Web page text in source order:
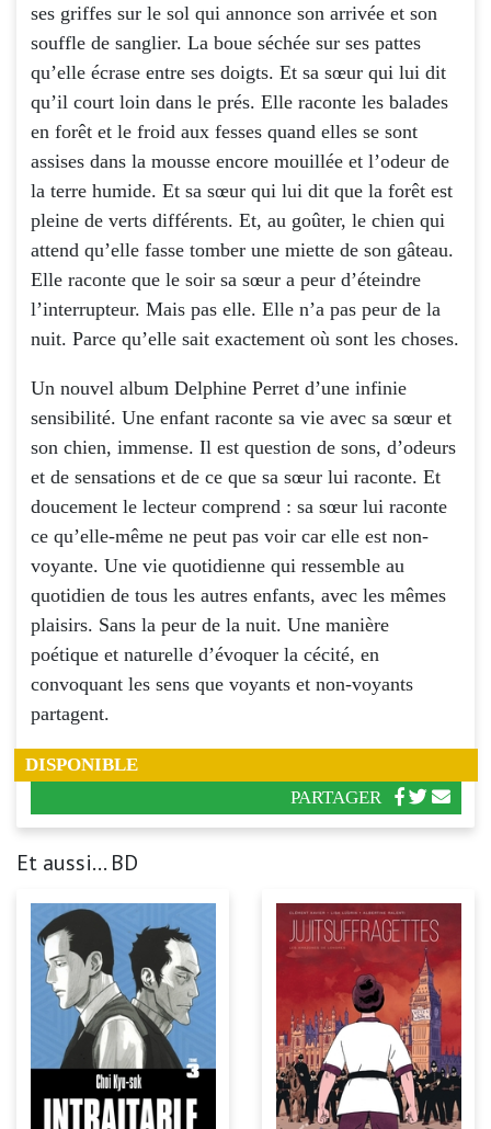
ses griffes sur le sol qui annonce son arrivée et son
souffle de sanglier. La boue séchée sur ses pattes
qu’elle écrase entre ses doigts. Et sa sœur qui lui dit
qu’il court loin dans le prés. Elle raconte les balades
en forêt et le froid aux fesses quand elles se sont
assises dans la mousse encore mouillée et l’odeur de
la terre humide. Et sa sœur qui lui dit que la forêt est
pleine de verts différents. Et, au goûter, le chien qui
attend qu’elle fasse tomber une miette de son gâteau.
Elle raconte que le soir sa sœur a peur d’éteindre
l’interrupteur. Mais pas elle. Elle n’a pas peur de la
nuit. Parce qu’elle sait exactement où sont les choses.
Un nouvel album Delphine Perret d’une infinie
sensibilité. Une enfant raconte sa vie avec sa sœur et
son chien, immense. Il est question de sons, d’odeurs
et de sensations et de ce que sa sœur lui raconte. Et
doucement le lecteur comprend : sa sœur lui raconte
ce qu’elle-même ne peut pas voir car elle est non-
voyante. Une vie quotidienne qui ressemble au
quotidien de tous les autres enfants, avec les mêmes
plaisirs. Sans la peur de la nuit. Une manière
poétique et naturelle d’évoquer la cécité, en
convoquant les sens que voyants et non-voyants
partagent.
DISPONIBLE
PARTAGER
Et aussi... BD